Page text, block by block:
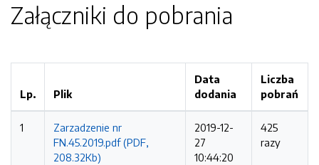
Załączniki do pobrania
Lp. Plik
Data
dodania
Liczba
pobrań
1
Zarzadzenie nr
FN.45.2019.pdf (PDF,
208.32Kb)
2019-12-
27
10:44:20
425
razy